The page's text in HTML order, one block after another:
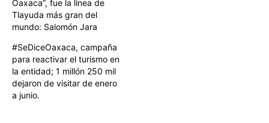
Oaxaca”, fue la línea de
Tlayuda más gran del
mundo: Salomón Jara
#SeDiceOaxaca, campaña
para reactivar el turismo en
la entidad; 1 millón 250 mil
dejaron de visitar de enero
a junio.